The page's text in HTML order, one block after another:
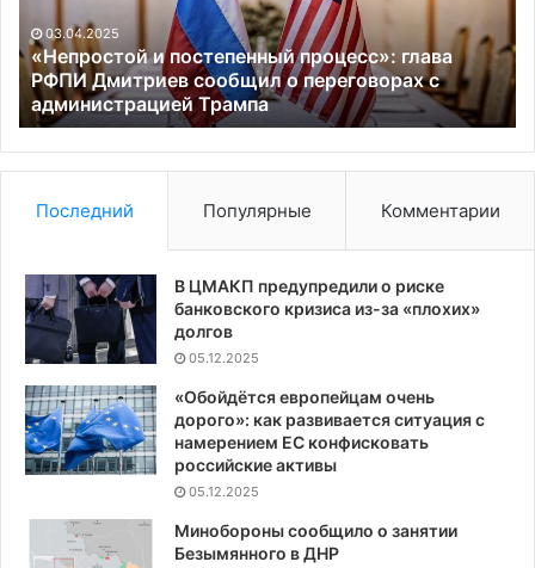
Дмитриев
сообщил
переговорах
с
администрацией
Трампа
03.04.2025
«Непростой и постепенный процесс»: глава
РФПИ Дмитриев сообщил о переговорах с
администрацией Трампа
Последний Популярные Комментарии
В ЦМАКП предупредили о риске
банковского кризиса из-за «плохих»
долгов
05.12.2025
«Обойдётся европейцам очень
дорого»: как развивается ситуация с
намерением ЕС конфисковать
российские активы
05.12.2025
Минобороны сообщило о занятии
Безымянного в ДНР